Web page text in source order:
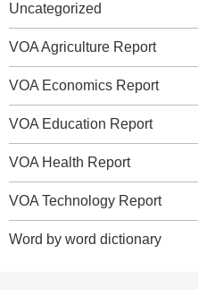
Uncategorized
VOA Agriculture Report
VOA Economics Report
VOA Education Report
VOA Health Report
VOA Technology Report
Word by word dictionary